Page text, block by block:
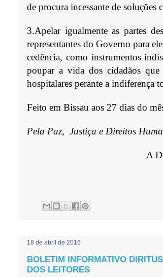
de procura incessante de soluções
3.Apelar igualmente as partes
representantes do Governo para
cedência, como instrumentos
poupar a vida dos cidadãos que
hospitalares perante a indiferença
Feito em Bissau aos 27 dias do
Pela Paz, Justiça e Direitos
A
18 de abril de 2016
BOLETIM INFORMATIVO
DOS LEITORES